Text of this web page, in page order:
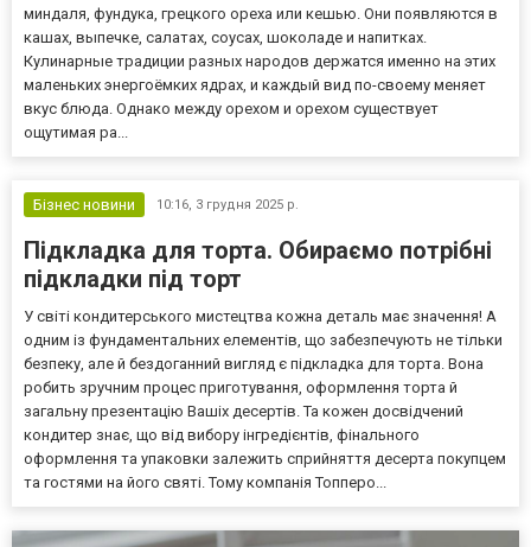
миндаля, фундука, грецкого ореха или кешью. Они появляются в
кашах, выпечке, салатах, соусах, шоколаде и напитках.
Кулинарные традиции разных народов держатся именно на этих
маленьких энергоёмких ядрах, и каждый вид по-своему меняет
вкус блюда. Однако между орехом и орехом существует
ощутимая ра...
Бізнес новини 10:16, 3 грудня 2025 р.
Підкладка для торта. Обираємо потрібні
підкладки під торт
У світі кондитерського мистецтва кожна деталь має значення! А
одним із фундаментальних елементів, що забезпечують не тільки
безпеку, але й бездоганний вигляд є підкладка для торта. Вона
робить зручним процес приготування, оформлення торта й
загальну презентацію Вашіх десертів. Та кожен досвідчений
кондитер знає, що від вибору інгредієнтів, фінального
оформлення та упаковки залежить сприйняття десерта покупцем
та гостями на його святі. Тому компанія Топперо...